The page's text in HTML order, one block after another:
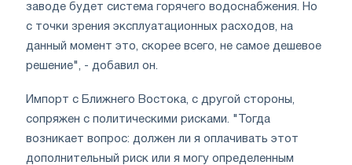
заводе будет система горячего водоснабжения. Но
с точки зрения эксплуатационных расходов, на
данный момент это, скорее всего, не самое дешевое
решение", - добавил он.
Импорт с Ближнего Востока, с другой стороны,
сопряжен с политическими рисками. "Тогда
возникает вопрос: должен ли я оплачивать этот
дополнительный риск или я могу определенным